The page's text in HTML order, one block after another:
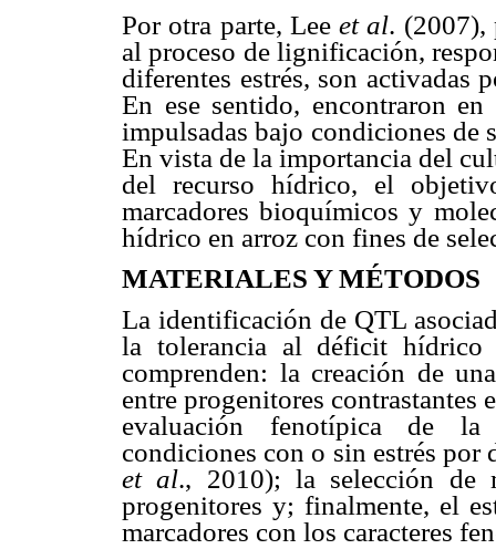
Por otra parte, Leeet al. (2007),
al proceso de lignificación,
diferentes estrés, son activadas
En ese sentido, encontraron
impulsadas bajo condiciones de
En vista de la importancia del
del recurso hídrico, el
marcadores bioquímicos y
hídrico en arroz con fines de
MATERIALES Y MÉTODOS
La identificación de QTL
la tolerancia al déficit hídrico
comprenden: la creación de
entre progenitores
evaluación fenotípica de la
condiciones con o sin estrés
et al., 2010); la selección de
progenitores y; finalmente, el
marcadores con los caracteres